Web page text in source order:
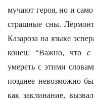
мучают героя, но и
страшные сны.
Казароза на языке
конец: “Важно, что с
умереть с этими
позднее невозможно
как заклинание,